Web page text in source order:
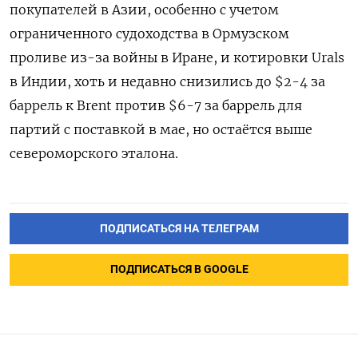
покупателей ‌в Азии, особенно с учетом
ограниченного судоходства в Ормузском
проливе из-за войны в Иране, и котировки Urals
в ​Индии, хоть и недавно снизились до $2-4 за
баррель к Brent против $6-7 за баррель ‌для
партий с поставкой в мае, но остаётся выше
североморского эталона.
ПОДПИСАТЬСЯ НА ТЕЛЕГРАМ
ПОДПИСАТЬСЯ В GOOGLE